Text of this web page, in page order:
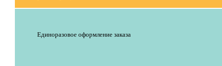
Единоразовое оформление заказа